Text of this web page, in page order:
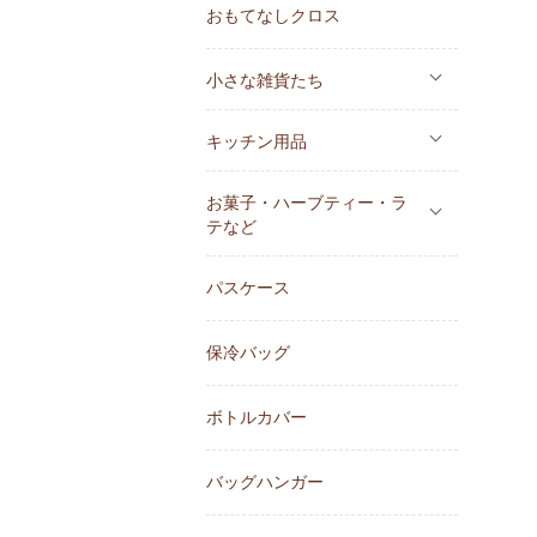
おもてなしクロス
小さな雑貨たち
キッチン用品
お菓子・ハーブティー・ラ
テなど
パスケース
保冷バッグ
ボトルカバー
バッグハンガー